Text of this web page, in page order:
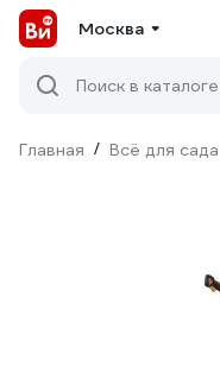
Москва
Поиск в каталоге
Главная / Всё для сада